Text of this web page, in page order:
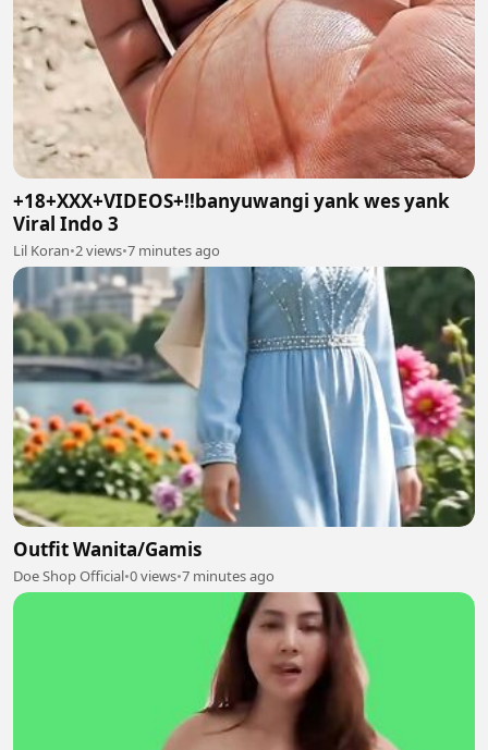
+18+XXX+VIDEOS+!!banyuwangi yank wes yank
Viral Indo 3
Lil Koran•2 views•7 minutes ago
Outfit Wanita/Gamis
Doe Shop Official•0 views•7 minutes ago